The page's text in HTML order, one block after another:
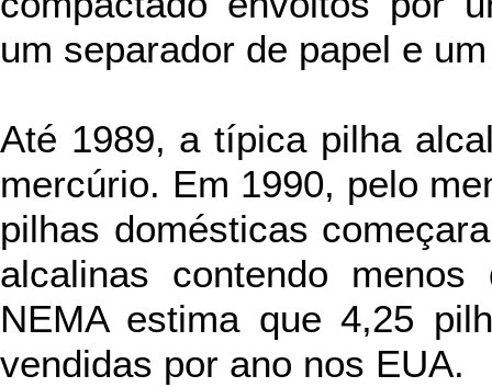
um separador de papel e
Até 1989, a típica pilha
mercúrio. Em 1990, pelo
pilhas domésticas
alcalinas contendo
NEMA estima que 4,25
vendidas por ano nos EUA.